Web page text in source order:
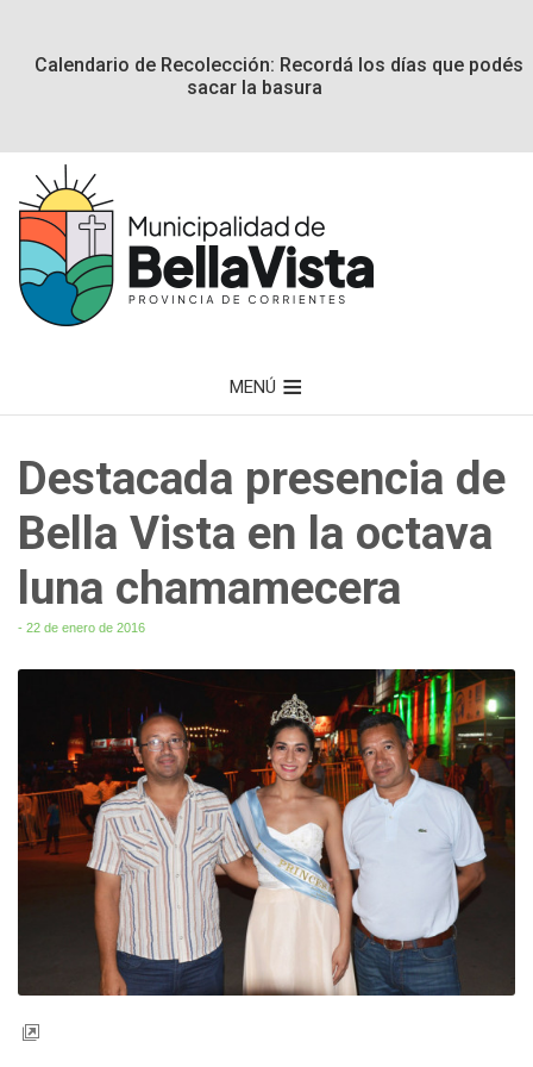
Calendario de Recolección: Recordá los días que podés
sacar la basura
MENÚ
Destacada presencia de
Bella Vista en la octava
luna chamamecera
- 22 de enero de 2016